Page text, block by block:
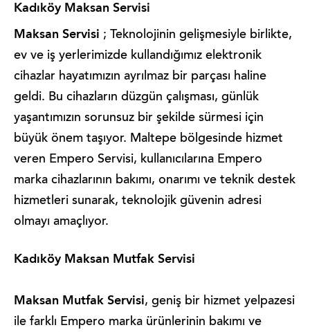
Kadıköy Maksan Servisi
Maksan Servisi ; Teknolojinin gelişmesiyle birlikte,
ev ve iş yerlerimizde kullandığımız elektronik
cihazlar hayatımızın ayrılmaz bir parçası haline
geldi. Bu cihazların düzgün çalışması, günlük
yaşantımızın sorunsuz bir şekilde sürmesi için
büyük önem taşıyor. Maltepe bölgesinde hizmet
veren Empero Servisi, kullanıcılarına Empero
marka cihazlarının bakımı, onarımı ve teknik destek
hizmetleri sunarak, teknolojik güvenin adresi
olmayı amaçlıyor.
Kadıköy Maksan Mutfak Servisi
Maksan Mutfak Servisi, geniş bir hizmet yelpazesi
ile farklı Empero marka ürünlerinin bakımı ve